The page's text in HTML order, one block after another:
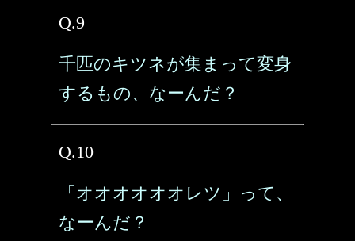
Q.9
千匹のキツネが集まって変身
するもの、なーんだ？
Q.10
「オオオオオオレツ」って、
なーんだ？